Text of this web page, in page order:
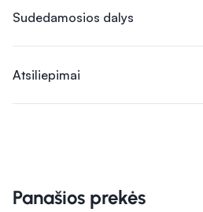
Sudedamosios dalys
Atsiliepimai
Panašios prekės